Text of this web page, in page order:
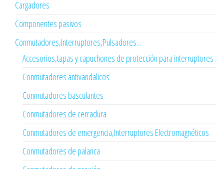
Cargadores
Componentes pasivos
Conmutadores,Interruptores,Pulsadores...
Accesorios,tapas y capuchones de protección para interruptores
Conmutadores antivandalicos
Conmutadores basculantes
Conmutadores de cerradura
Conmutadores de emergencia,Interruptores Electromagnéticos
Conmutadores de palanca